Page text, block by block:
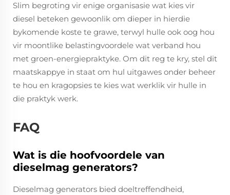
Slim begroting vir enige organisasie wat kies vir
diesel beteken gewoonlik om dieper in hierdie
bykomende koste te grawe, terwyl hulle ook oog hou
vir moontlike belastingvoordele wat verband hou
met groen-energiepraktyke. Om dit reg te kry, stel dit
maatskappye in staat om hul uitgawes onder beheer
te hou en kragopsies te kies wat werklik vir hulle in
die praktyk werk.
FAQ
Wat is die hoofvoordele van
dieselmag generators?
Dieselmag generators bied doeltreffendheid,